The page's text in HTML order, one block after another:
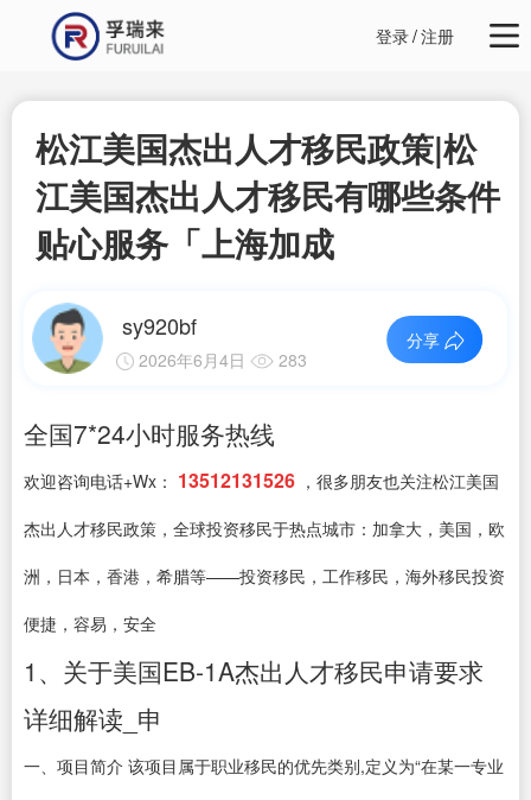
登录/注册
松江美国杰出人才移民政策|松
江美国杰出人才移民有哪些条件
贴心服务「上海加成
sy920bf
2026年6月4日 283
分享
全国7*24小时服务热线
欢迎咨询电话+Wx： 13512131526 ，很多朋友也关注松江美国
杰出人才移民政策，全球投资移民于热点城市：加拿大，美国，欧
洲，日本，香港，希腊等——投资移民，工作移民，海外移民投资
便捷，容易，安全
1、关于美国EB-1A杰出人才移民申请要求
详细解读_申
一、项目简介 该项目属于职业移民的优先类别,定义为“在某一专业